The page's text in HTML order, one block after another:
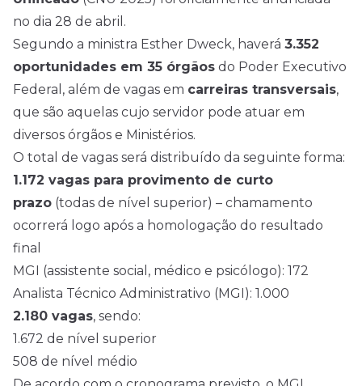
no dia 28 de abril.
Segundo a ministra Esther Dweck, haverá 3.352
oportunidades em 35 órgãos do Poder Executivo
Federal, além de vagas em carreiras transversais,
que são aquelas cujo servidor pode atuar em
diversos órgãos e Ministérios.
O total de vagas será distribuído da seguinte forma:
1.172 vagas para provimento de curto
prazo (todas de nível superior) – chamamento
ocorrerá logo após a homologação do resultado
final
MGI (assistente social, médico e psicólogo): 172
Analista Técnico Administrativo (MGI): 1.000
2.180 vagas, sendo:
1.672 de nível superior
508 de nível médio